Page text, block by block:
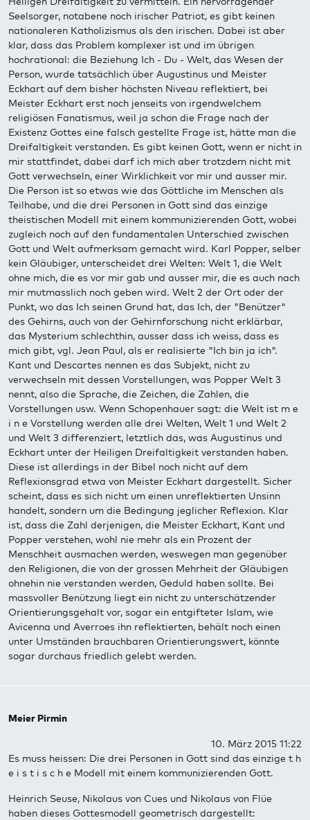
Seelsorger, notabene noch irischer Patriot, es gibt keinen
nationaleren Katholizismus als den irischen. Dabei ist aber
klar, dass das Problem komplexer ist und im übrigen
hochrational: die Beziehung Ich - Du - Welt, das Wesen der
Person, wurde tatsächlich über Augustinus und Meister
Eckhart auf dem bisher höchsten Niveau reflektiert, bei
Meister Eckhart erst noch jenseits von irgendwelchem
religiösen Fanatismus, weil ja schon die Frage nach der
Existenz Gottes eine falsch gestellte Frage ist, hätte man die
Dreifaltigkeit verstanden. Es gibt keinen Gott, wenn er nicht in
mir stattfindet, dabei darf ich mich aber trotzdem nicht mit
Gott verwechseln, einer Wirklichkeit vor mir und ausser mir.
Die Person ist so etwas wie das Göttliche im Menschen als
Teilhabe, und die drei Personen in Gott sind das einzige
theistischen Modell mit einem kommunizierenden Gott, wobei
zugleich noch auf den fundamentalen Unterschied zwischen
Gott und Welt aufmerksam gemacht wird. Karl Popper, selber
kein Gläubiger, unterscheidet drei Welten: Welt 1, die Welt
ohne mich, die es vor mir gab und ausser mir, die es auch nach
mir mutmasslich noch geben wird. Welt 2 der Ort oder der
Punkt, wo das Ich seinen Grund hat, das Ich, der "Benützer"
des Gehirns, auch von der Gehirnforschung nicht erklärbar,
das Mysterium schlechthin, ausser dass ich weiss, dass es
mich gibt, vgl. Jean Paul, als er realisierte "Ich bin ja ich".
Kant und Descartes nennen es das Subjekt, nicht zu
verwechseln mit dessen Vorstellungen, was Popper Welt 3
nennt, also die Sprache, die Zeichen, die Zahlen, die
Vorstellungen usw. Wenn Schopenhauer sagt: die Welt ist m e
i n e Vorstellung werden alle drei Welten, Welt 1 und Welt 2
und Welt 3 differenziert, letztlich das, was Augustinus und
Eckhart unter der Heiligen Dreifaltigkeit verstanden haben.
Diese ist allerdings in der Bibel noch nicht auf dem
Reflexionsgrad etwa von Meister Eckhart dargestellt. Sicher
scheint, dass es sich nicht um einen unreflektierten Unsinn
handelt, sondern um die Bedingung jeglicher Reflexion. Klar
ist, dass die Zahl derjenigen, die Meister Eckhart, Kant und
Popper verstehen, wohl nie mehr als ein Prozent der
Menschheit ausmachen werden, weswegen man gegenüber
den Religionen, die von der grossen Mehrheit der Gläubigen
ohnehin nie verstanden werden, Geduld haben sollte. Bei
massvoller Benützung liegt ein nicht zu unterschätzender
Orientierungsgehalt vor, sogar ein entgifteter Islam, wie
Avicenna und Averroes ihn reflektierten, behält noch einen
unter Umständen brauchbaren Orientierungswert, könnte
sogar durchaus friedlich gelebt werden.
Meier Pirmin
10. März 2015 11:22
Es muss heissen: Die drei Personen in Gott sind das einzige t h
e i s t i s c h e Modell mit einem kommunizierenden Gott.
Heinrich Seuse, Nikolaus von Cues und Nikolaus von Flüe
haben dieses Gottesmodell geometrisch dargestellt: